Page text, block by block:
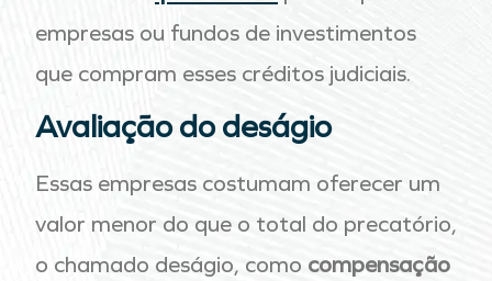
empresas ou fundos de investimentos
que compram esses créditos judiciais.
Avaliação do deságio
Essas empresas costumam oferecer um
valor menor do que o total do precatório,
o chamado deságio, como compensação